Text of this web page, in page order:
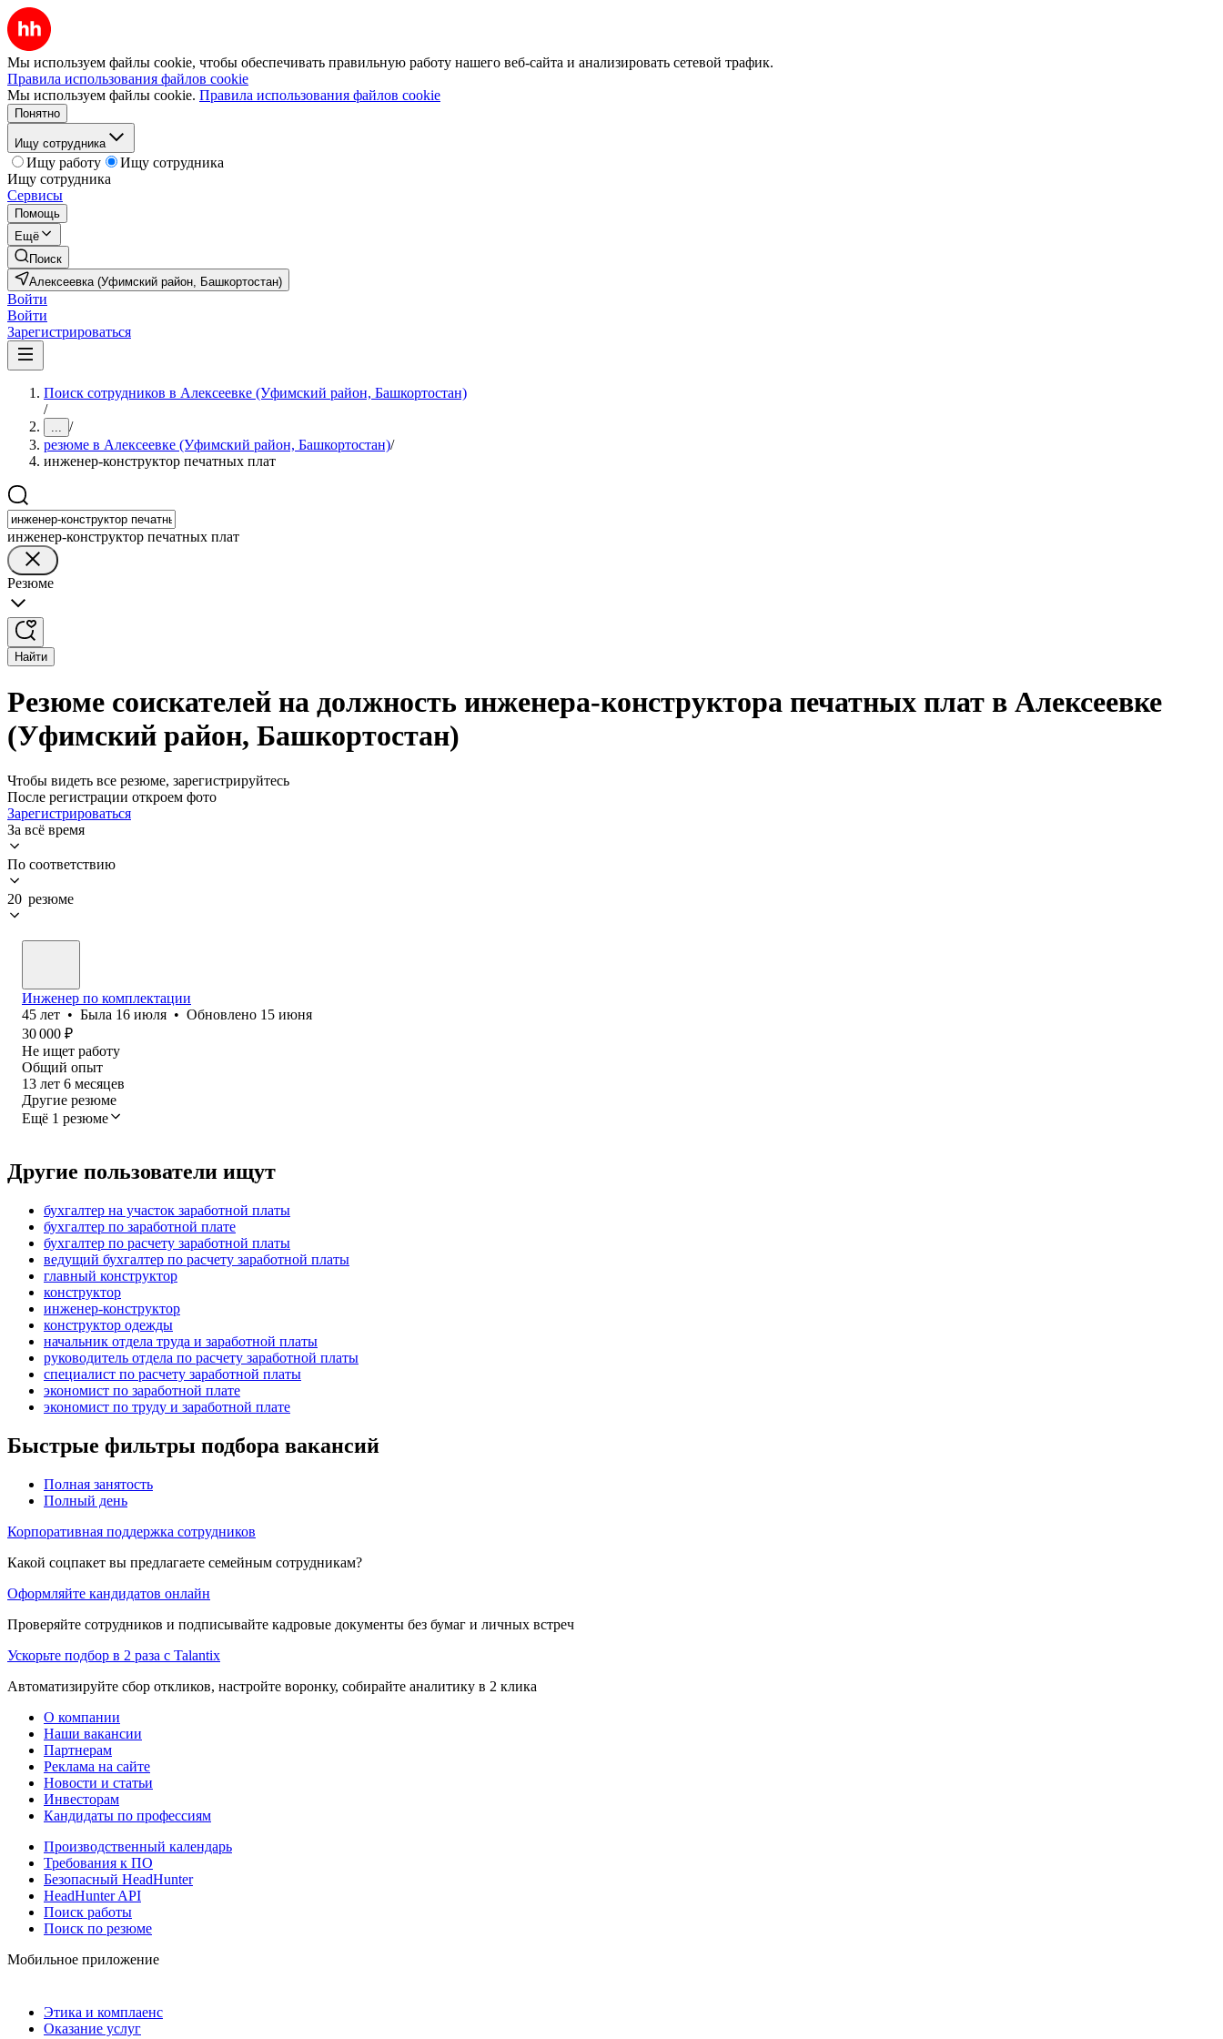
Мы используем файлы cookie, чтобы обеспечивать правильную работу нашего веб-сайта и анализировать сетевой трафик.
Правила использования файлов cookie
Мы используем файлы cookie. Правила использования файлов cookie
Понятно
Ищу сотрудника
Ищу работу
Ищу сотрудника
Ищу сотрудника
Сервисы
Помощь
Ещё
Поиск
Алексеевка (Уфимский район, Башкортостан)
Войти
Войти
Зарегистрироваться
Поиск сотрудников в Алексеевке (Уфимский район, Башкортостан)
/
... /
резюме в Алексеевке (Уфимский район, Башкортостан)/
инженер-конструктор печатных плат
инженер-конструктор печатных плат
Резюме
Найти
Резюме соискателей на должность инженера-конструктора печатных плат в Алексеевке
(Уфимский район, Башкортостан)
Чтобы видеть все резюме, зарегистрируйтесь
После регистрации откроем фото
Зарегистрироваться
За всё время
По соответствию
20 резюме
Инженер по комплектации
45 лет • Была 16 июля • Обновлено 15 июня
30 000 ₽
Не ищет работу
Общий опыт
13 лет 6 месяцев
Другие резюме
Ещё 1 резюме
Другие пользователи ищут
бухгалтер на участок заработной платы
бухгалтер по заработной плате
бухгалтер по расчету заработной платы
ведущий бухгалтер по расчету заработной платы
главный конструктор
конструктор
инженер-конструктор
конструктор одежды
начальник отдела труда и заработной платы
руководитель отдела по расчету заработной платы
специалист по расчету заработной платы
экономист по заработной плате
экономист по труду и заработной плате
Быстрые фильтры подбора вакансий
Полная занятость
Полный день
Корпоративная поддержка сотрудников
Какой соцпакет вы предлагаете семейным сотрудникам?
Оформляйте кандидатов онлайн
Проверяйте сотрудников и подписывайте кадровые документы без бумаг и личных встреч
Ускорьте подбор в 2 раза с Talantix
Автоматизируйте сбор откликов, настройте воронку, собирайте аналитику в 2 клика
О компании
Наши вакансии
Партнерам
Реклама на сайте
Новости и статьи
Инвесторам
Кандидаты по профессиям
Производственный календарь
Требования к ПО
Безопасный HeadHunter
HeadHunter API
Поиск работы
Поиск по резюме
Мобильное приложение
Этика и комплаенс
Оказание услуг